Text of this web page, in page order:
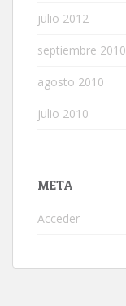
julio 2012
septiembre 2010
agosto 2010
julio 2010
META
Acceder